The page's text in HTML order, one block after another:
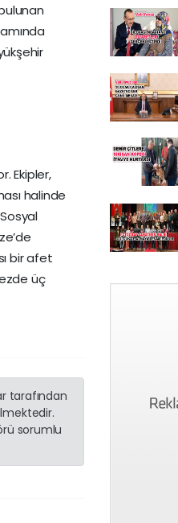
Ekipler,
halinde
bir afet
üç
tarafından
sorumlu